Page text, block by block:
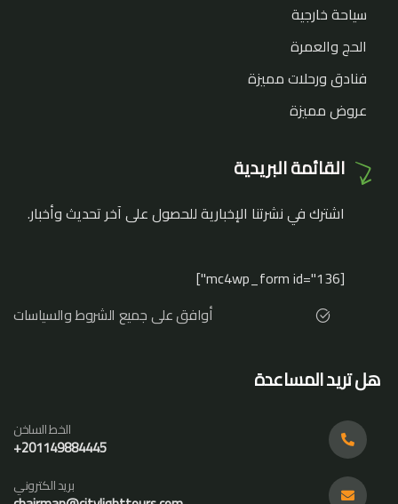
سياحة خارجية
الحج والعمرة
فنادق ورحلات مميزة
عروض مميزة
القائمة البريدية
اشترك في نشرتنا الإخبارية للحصول على آخر تحديث وأخبار.
[mc4wp_form id="136"]
أوافق على جميع الشروط والسياسات
هل تريد المساعدة
الخط الساخن
201149884445+
بريد الكتروني